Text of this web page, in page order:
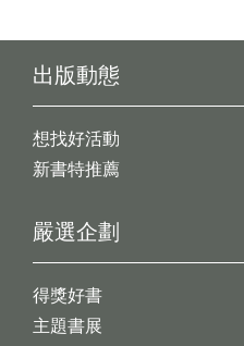
出版動態
想找好活動
新書特推薦
嚴選企劃
得獎好書
主題書展